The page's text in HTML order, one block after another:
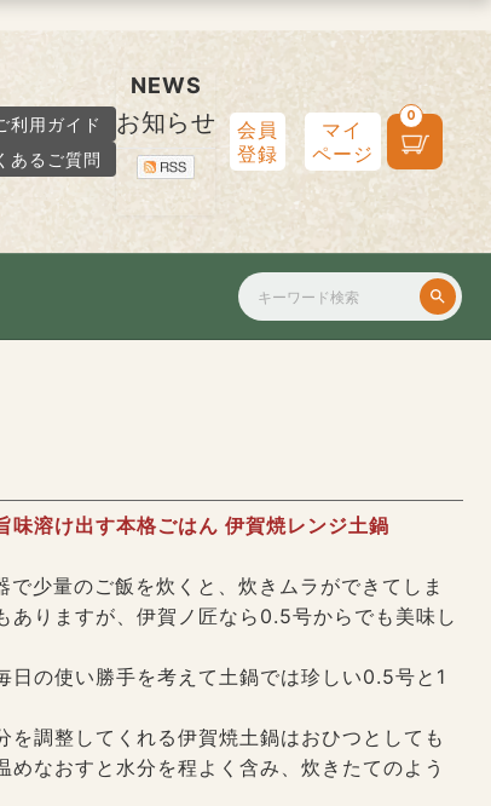
利用ガイド
あるご質問
NEWS
お知らせ
会員
登録
マイ
ページ
0
味溶け出す本格ごはん 伊賀焼レンジ土鍋
で少量のご飯を炊くと、炊きムラができてしま
ありますが、伊賀ノ匠なら0.5号からでも美味し
日の使い勝手を考えて土鍋では珍しい0.5号と1
を調整してくれる伊賀焼土鍋はおひつとしても
なおすと水分を程よく含み、炊きたてのよう